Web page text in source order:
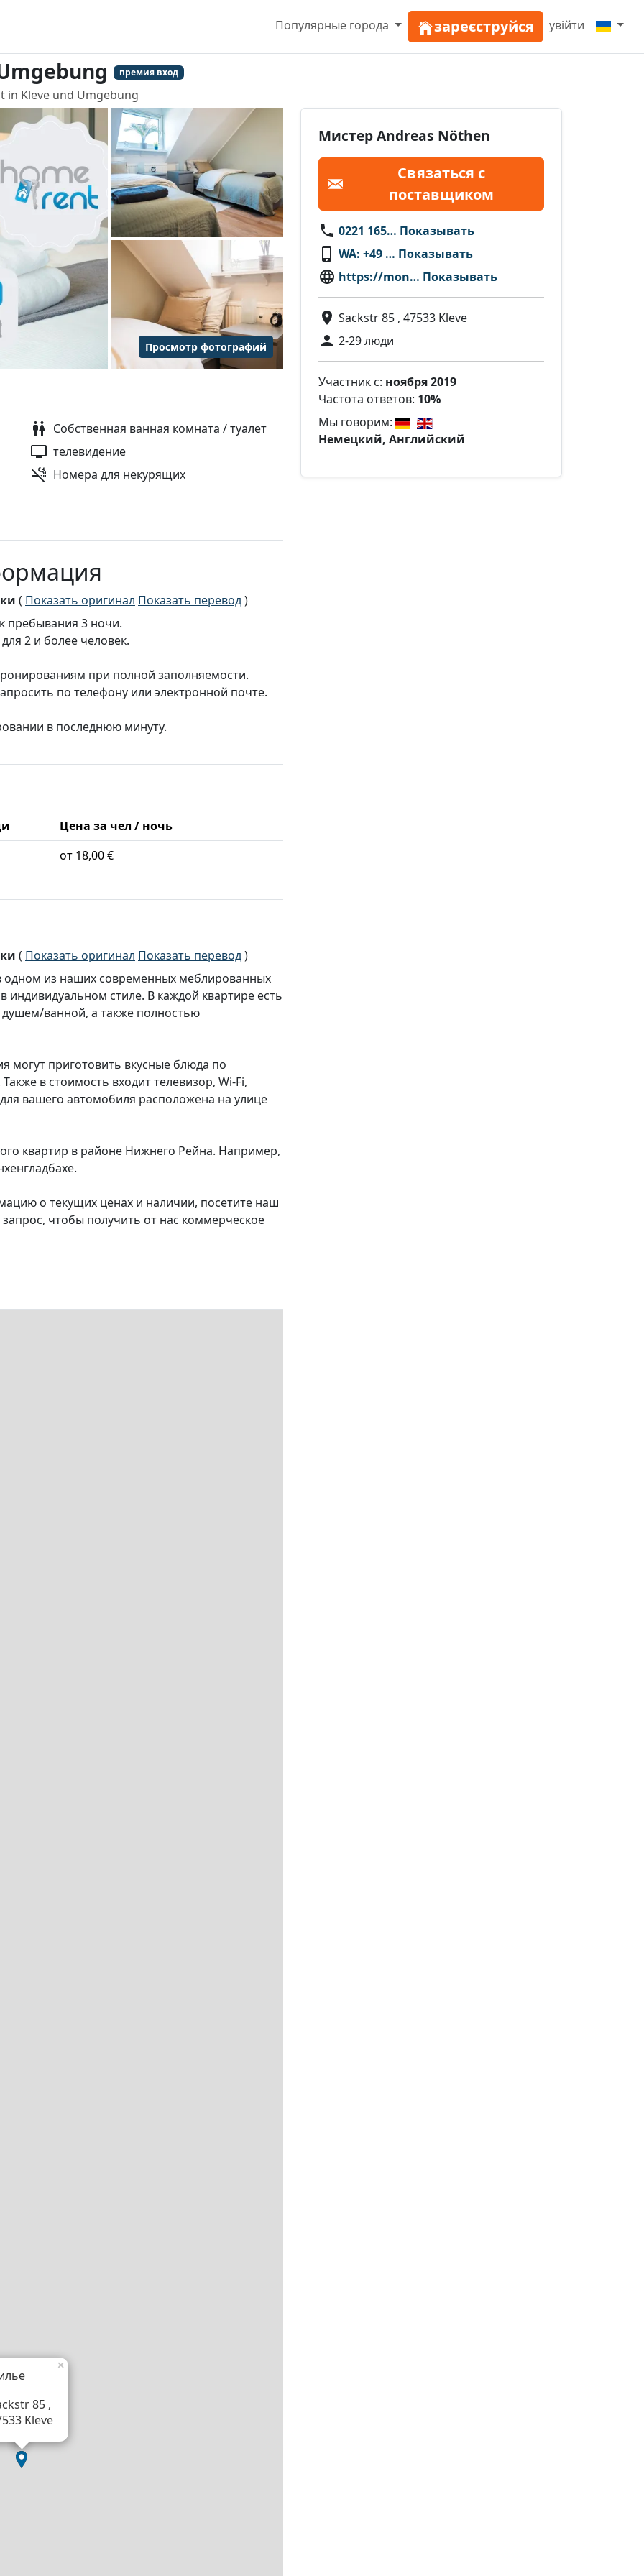
Популярные города зареєструйся увійти
премия вход
in Kleve und Umgebung
Просмотр фотографий
Мистер Andreas Nöthen
Связаться с
поставщиком
0221 165… Показывать
WA: +49 … Показывать
https://mon… Показывать
Sackstr 85 , 47533 Kleve
2-29 люди
Участник с: ноября 2019
Частота ответов: 10%
Мы говорим:
Немецкий, Английский
Собственная ванная комната / туалет
телевидение
Номера для некурящих
( Показать оригинал Показать перевод)
пребывания 3 ночи.
2 и более человек.
при полной заполняемости.
по телефону или электронной почте.
в последнюю минуту.
Цена за чел / ночь
от 18,00 €
( Показать оригинал Показать перевод)
из наших современных меблированных
стиле. В каждой квартире есть
душем/ванной, а также полностью
могут приготовить вкусные блюда по
в стоимость входит телевизор, Wi-Fi,
вашего автомобиля расположена на улице
квартир в районе Нижнего Рейна. Например,
о текущих ценах и наличии, посетите наш
чтобы получить от нас коммерческое
85 ,
Kleve
×